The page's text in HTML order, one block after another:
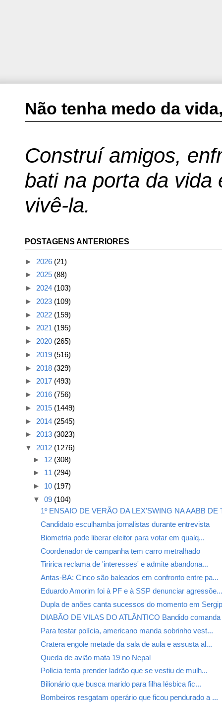
Não tenha medo da
Construí amigos,
bati na porta da vida
vivê-la.
POSTAGENS ANTERIORES
► 2026 (21)
► 2025 (88)
► 2024 (103)
► 2023 (109)
► 2022 (159)
► 2021 (195)
► 2020 (265)
► 2019 (516)
► 2018 (329)
► 2017 (493)
► 2016 (756)
► 2015 (1449)
► 2014 (2545)
► 2013 (3023)
▼ 2012 (1276)
► 12 (308)
► 11 (294)
► 10 (197)
▼ 09 (104)
1º ENSAIO DE VERÃO DA LEX'SWING NA AABB DE
Candidato esculhamba jornalistas durante entrevista
Biometria pode liberar eleitor para votar em qualq...
Coordenador de campanha tem carro metralhado
Tiririca reclama de 'interesses' e admite abandona...
Antas-BA: Cinco são baleados em confronto entre pa...
Eduardo Amorim foi à PF e à SSP denunciar
Dupla de anões canta sucessos do momento em
DIABÃO DE VILAS DO ATLÂNTICO Bandido
Para testar polícia, americano manda sobrinho vest...
Cratera engole metade da sala de aula e assusta al...
Queda de avião mata 19 no Nepal
Polícia tenta prender ladrão que se vestiu de mulh...
Bilionário que busca marido para filha lésbica fic...
Bombeiros resgatam operário que ficou pendurado a ...